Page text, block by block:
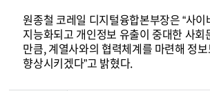
원종철 코레일 디지털융합본부장은 “사이
지능화되고 개인정보 유출이 중대한 사회
만큼, 계열사와의 협력체계를 마련해 정
향상시키겠다”고 밝혔다.